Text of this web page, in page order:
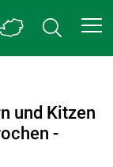
und Kitzen
-